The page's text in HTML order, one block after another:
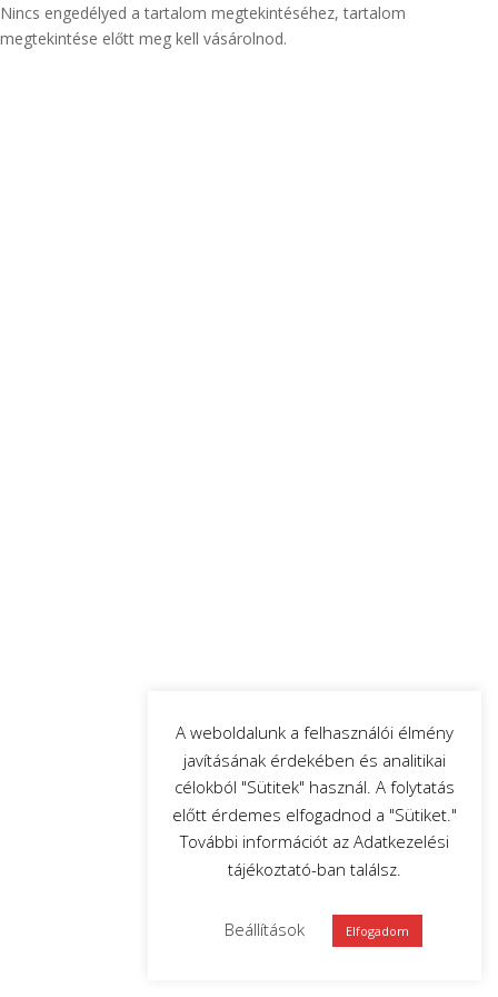
Nincs engedélyed a tartalom megtekintéséhez, tartalom
megtekintése előtt meg kell vásárolnod.
A weboldalunk a felhasználói élmény
javításának érdekében és analitikai
célokból "Sütitek" használ. A folytatás
előtt érdemes elfogadnod a "Sütiket."
További információt az Adatkezelési
tájékoztató-ban találsz.
Beállítások Elfogadom